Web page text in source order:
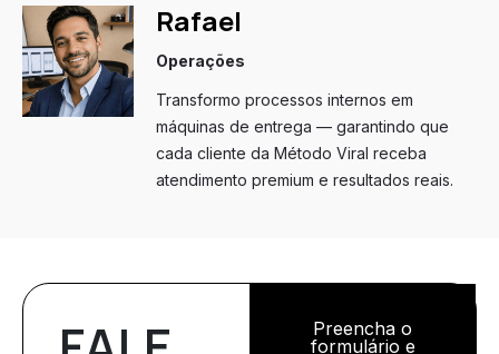
Rafael
Operações
Transformo processos internos em
máquinas de entrega — garantindo que
cada cliente da Método Viral receba
atendimento premium e resultados reais.
Preencha o
formulário e